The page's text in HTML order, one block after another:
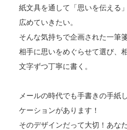
紙文具を通して「思いを伝える
広めていきたい。
そんな気持ちで企画された一筆箋
相手に思いをめぐらせて選び、
文字ずつ丁寧に書く。
メールの時代でも手書きの手紙
ケーションがあります！
そのデザインだって大切！あな